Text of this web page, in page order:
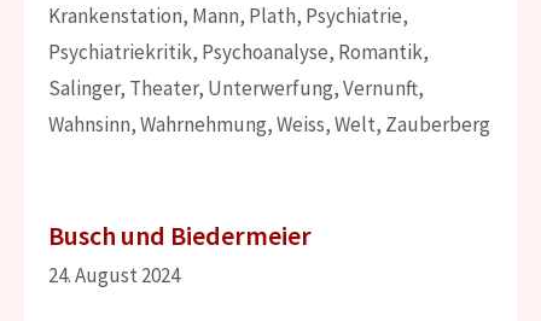
Krankenstation, Mann, Plath, Psychiatrie,
Psychiatriekritik, Psychoanalyse, Romantik,
Salinger, Theater, Unterwerfung,Vernunft,
Wahnsinn,Wahrnehmung,Weiss,Welt, Zauberberg
Busch und Biedermeier
24. August 2024